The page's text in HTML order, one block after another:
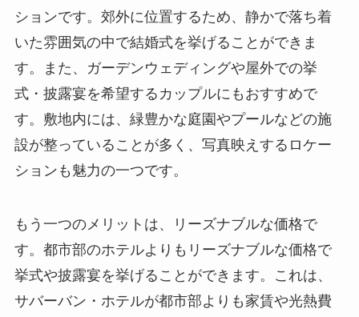
ションです。郊外に位置するため、静かで落ち着
いた雰囲気の中で結婚式を挙げることができま
す。また、ガーデンウェディングや屋外での挙
式・披露宴を希望するカップルにもおすすめで
す。敷地内には、緑豊かな庭園やプールなどの施
設が整っていることが多く、写真映えするロケー
ションも魅力の一つです。
もう一つのメリットは、リーズナブルな価格で
す。都市部のホテルよりもリーズナブルな価格で
挙式や披露宴を挙げることができます。これは、
サバーバン・ホテルが都市部よりも家賃や光熱費